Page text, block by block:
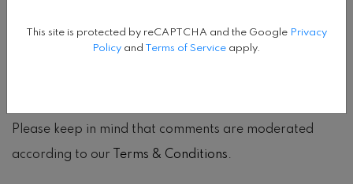
Please keep in mind that comments are moderated
according to our Terms & Conditions.
This site is protected by reCAPTCHA and the Google Privacy
Policy and Terms of Service apply.